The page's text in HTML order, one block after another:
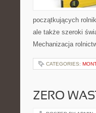
początkujących
ale także szeroki
Mechanizacja
CATEGORIES:
ZERO